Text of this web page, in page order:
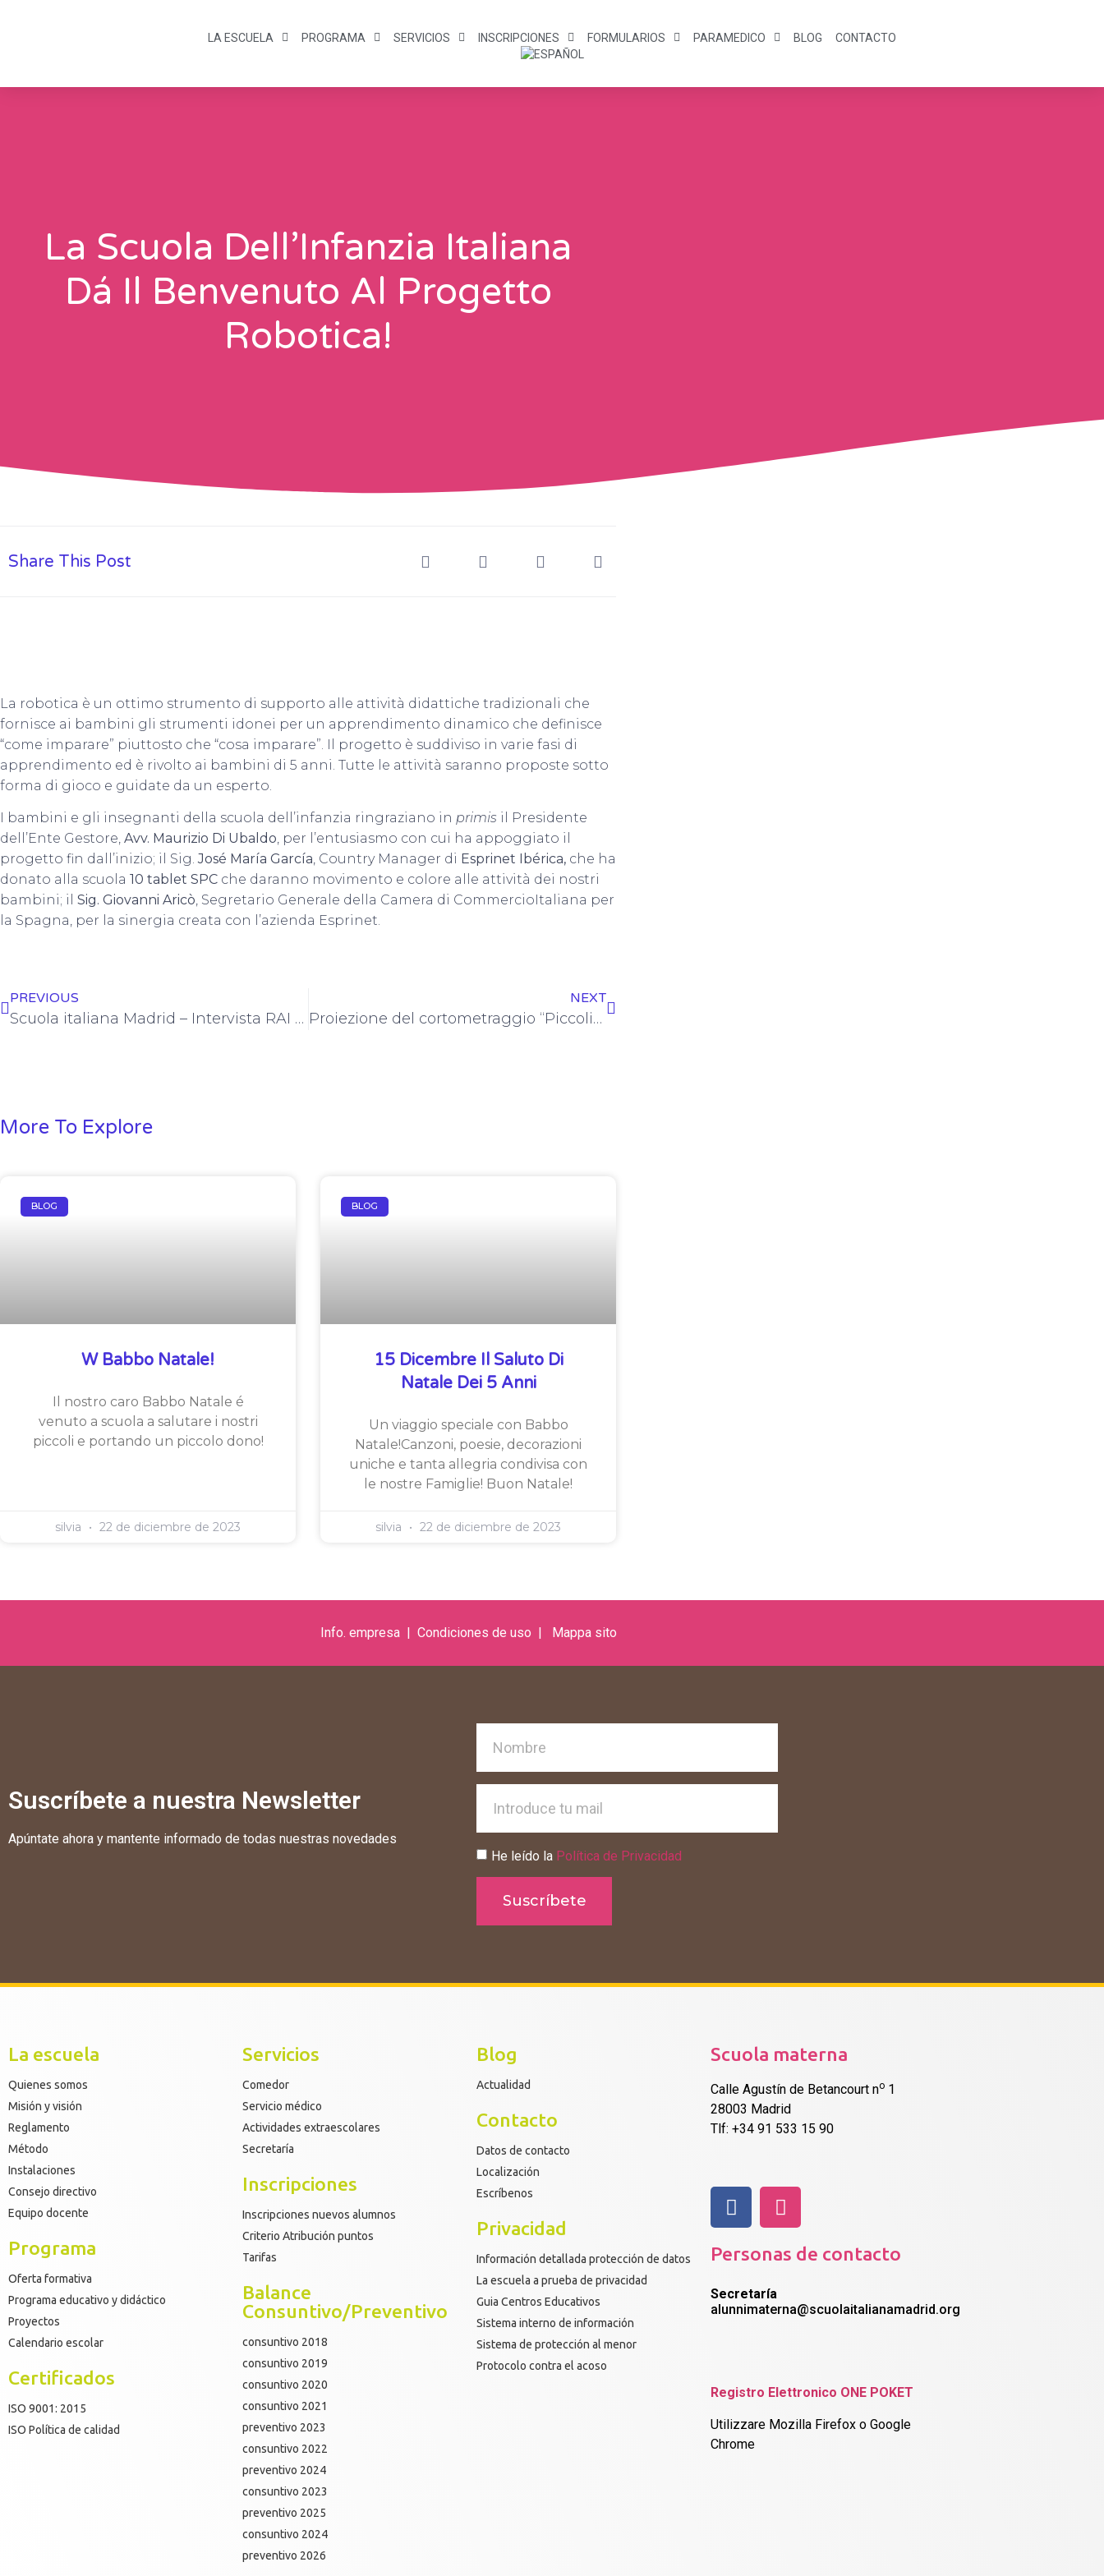
LA ESCUELA PROGRAMA SERVICIOS INSCRIPCIONES FORMULARIOS PARAMEDICO BLOG CONTACTO
La Scuola Dell’Infanzia Italiana
Dá Il Benvenuto Al Progetto
Robotica!
Share This Post
La robotica è un ottimo strumento di supporto alle attività didattiche tradizionali che
fornisce ai bambini gli strumenti idonei per un apprendimento dinamico che definisce
“come imparare” piuttosto che “cosa imparare”. Il progetto è suddiviso in varie fasi di
apprendimento ed è rivolto ai bambini di 5 anni. Tutte le attività saranno proposte sotto
forma di gioco e guidate da un esperto.
I bambini e gli insegnanti della scuola dell’infanzia ringraziano in primis il Presidente
dell’Ente Gestore, Avv. Maurizio Di Ubaldo, per l’entusiasmo con cui ha appoggiato il
progetto fin dall’inizio; il Sig.José María García, Country Manager di Esprinet Ibérica, che ha
donato alla scuola 10 tablet SPC che daranno movimento e colore alle attività dei nostri
bambini; il Sig. Giovanni Aricò, Segretario Generale della Camera di CommercioItaliana per
la Spagna, per la sinergia creata con l’azienda Esprinet.
PREVIOUS
Scuola italiana Madrid – Intervista RAI andata in onda
NEXT
Proiezione del cortometraggio “Piccolino”
More To Explore
BLOG
W Babbo Natale!
Il nostro caro Babbo Natale é
venuto a scuola a salutare i nostri
piccoli e portando un piccolo dono!
silvia 22 de diciembre de 2023
BLOG
15 Dicembre Il Saluto Di
Natale Dei 5 Anni
Un viaggio speciale con Babbo
Natale!Canzoni, poesie, decorazioni
uniche e tanta allegria condivisa con
le nostre Famiglie! Buon Natale!
silvia 22 de diciembre de 2023
Info. empresa| Condiciones de uso | Mappa sito
Suscríbete a nuestra Newsletter
Apúntate ahora y mantente informado de todas nuestras novedades
He leído la Política de Privacidad
Suscríbete
La escuela
Quienes somos
Misión y visión
Reglamento
Método
Instalaciones
Consejo directivo
Equipo docente
Programa
Oferta formativa
Programa educativo y didáctico
Proyectos
Calendario escolar
Certificados
ISO 9001: 2015
ISO Política de calidad
Servicios
Comedor
Servicio médico
Actividades extraescolares
Secretaría
Inscripciones
Inscripciones nuevos alumnos
Criterio Atribución puntos
Tarifas
Balance
Consuntivo/Preventivo
consuntivo 2018
consuntivo 2019
consuntivo 2020
consuntivo 2021
preventivo 2023
consuntivo 2022
preventivo 2024
consuntivo 2023
preventivo 2025
consuntivo 2024
preventivo 2026
Blog
Actualidad
Contacto
Datos de contacto
Localización
Escríbenos
Privacidad
Información detallada protección de datos
La escuela a prueba de privacidad
Guia Centros Educativos
Sistema interno de información
Sistema de protección al menor
Protocolo contra el acoso
Scuola materna
Calle Agustín de Betancourt no 1
28003 Madrid
Tlf: +34 91 533 15 90
Personas de contacto
Secretaría
alunnimaterna@scuolaitalianamadrid.org
Registro Elettronico ONE POKET
Utilizzare Mozilla Firefox o Google
Chrome